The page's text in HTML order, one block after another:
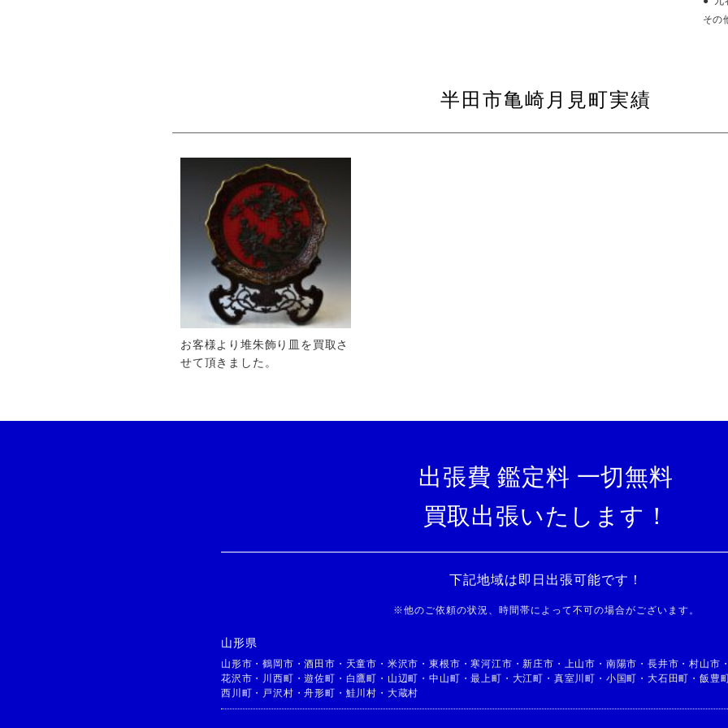
その
半田市亀崎月見町実績
お客様より堆朱飾り皿を買取さ
せて頂きました。
出張費 鑑定料 一切無料
買取出張いたします！
下記地域は即日出張可能です！
※他のご依頼の状況、時間帯によって不可の場合がございます。
山形県
山形市 ・鶴岡市 ・酒田市 ・ 天童市 ・ 米沢市 ・東根市 ・寒河江市 ・新庄市 ・ 上山市 ・ 南陽市 ・ 長井市 ・村山市
花沢市 ・ 川西町 ・遊佐町 ・ 白鷹町 ・ 山辺町 ・中山町 ・最上町 ・ 大江町 ・ 真室川町 ・ 小国町 ・ 大石田町 ・ 飯豊
西川町 ・ 戸沢村 ・舟形町 ・ 鮭川村 ・ 大蔵村